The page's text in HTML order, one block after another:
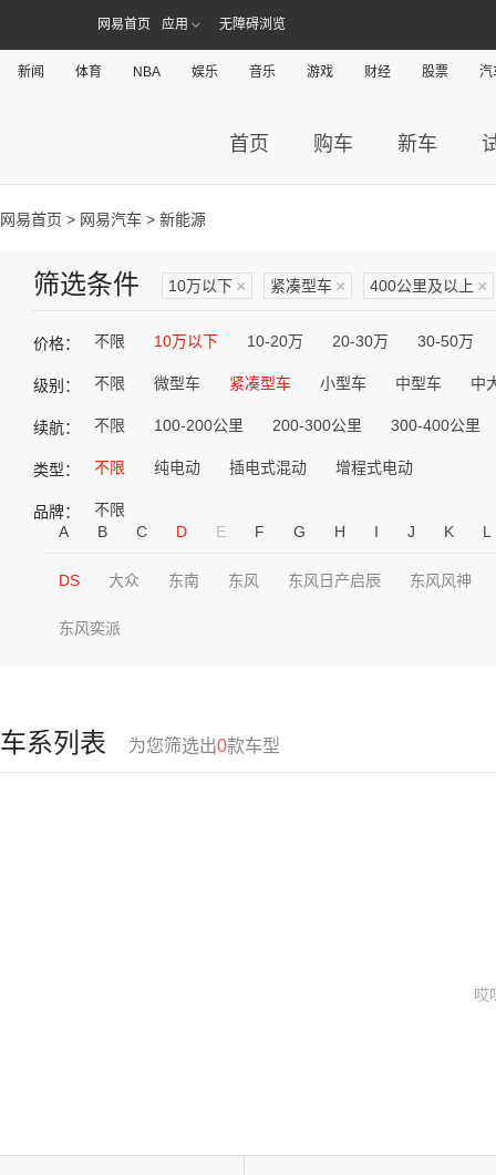
网易首页 应用 无障碍浏览
新闻 体育 NBA 娱乐 音乐 游戏 财经 股票 汽
首页 购车 新车
网易首页 > 网易汽车 > 新能源
筛选条件 10万以下 × 紧凑型车 × 400公里及以上 ×
价格： 不限 10万以下 10-20万 20-30万 30-50万
级别： 不限 微型车 紧凑型车 小型车 中型车 中
续航： 不限 100-200公里 200-300公里 300-400公里
类型： 不限 纯电动 插电式混动 增程式电动
品牌：
不限
A
B C D E F G H I J K L
DS 大众 东南 东风 东风日产启辰 东风风神
东风奕派
车系列表 为您筛选出0款车型
哎